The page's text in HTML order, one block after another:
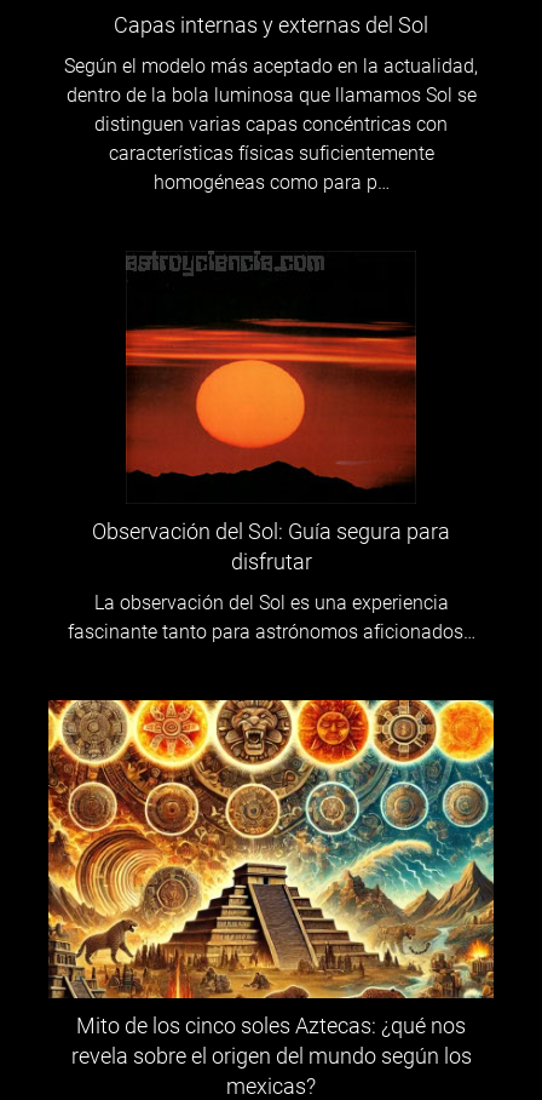
Capas internas y externas del Sol
Según el modelo más aceptado en la actualidad,
dentro de la bola luminosa que llamamos Sol se
distinguen varias capas concéntricas con
características físicas suficientemente
homogéneas como para p…
Observación del Sol: Guía segura para
disfrutar
La observación del Sol es una experiencia
fascinante tanto para astrónomos aficionados…
Mito de los cinco soles Aztecas: ¿qué nos
revela sobre el origen del mundo según los
mexicas?